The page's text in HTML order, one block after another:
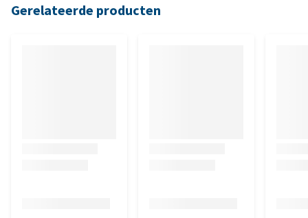
Gerelateerde producten